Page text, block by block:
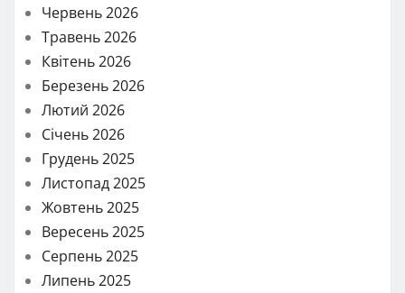
Червень 2026
Травень 2026
Квітень 2026
Березень 2026
Лютий 2026
Січень 2026
Грудень 2025
Листопад 2025
Жовтень 2025
Вересень 2025
Серпень 2025
Липень 2025